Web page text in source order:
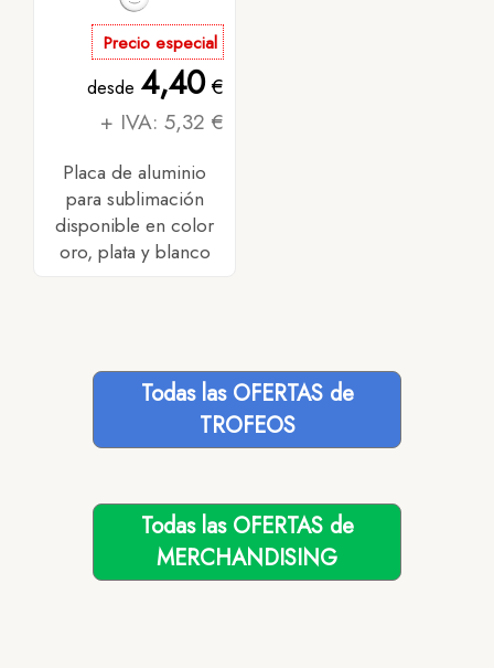
Precio especial
desde 4,40€
+ IVA: 5,32 €
Placa de aluminio
para sublimación
disponible en color
oro, plata y blanco
Todas las OFERTAS de
TROFEOS
Todas las OFERTAS de
MERCHANDISING